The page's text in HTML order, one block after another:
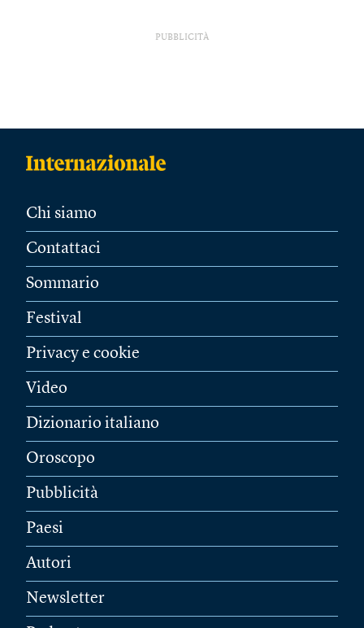
PUBBLICITÀ
Chi siamo
Contattaci
Sommario
Festival
Privacy e cookie
Video
Dizionario italiano
Oroscopo
Pubblicità
Paesi
Autori
Newsletter